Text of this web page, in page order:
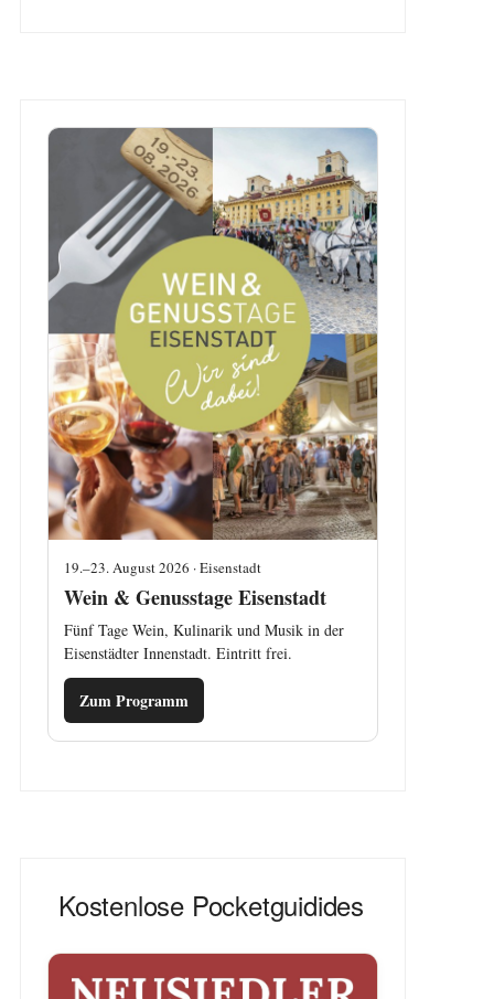
19.–23. August 2026 · Eisenstadt
Wein & Genusstage Eisenstadt
Fünf Tage Wein, Kulinarik und Musik in der
Eisenstädter Innenstadt. Eintritt frei.
Zum Programm
Kostenlose Pocketguidides